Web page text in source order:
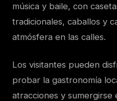
música y baile, con
tradicionales, caballos y
atmósfera en las calles.
Los visitantes pueden
probar la gastronomía
atracciones y sumergirse